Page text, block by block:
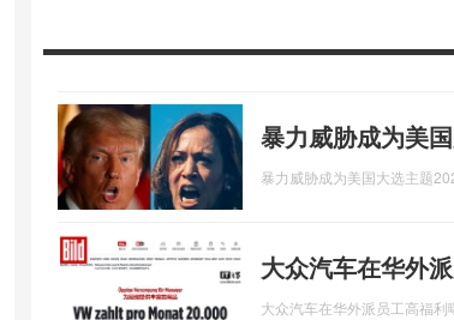
暴力威胁成为美
暴力威胁成为美国大选主题
大众汽车在华外
大众汽车在华外派员工高福利